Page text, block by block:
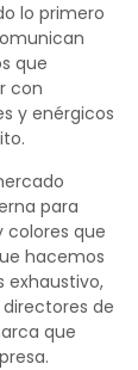
lo primero
que
con
y enérgicos
para
colores que
hacemos
exhaustivo,
de
que